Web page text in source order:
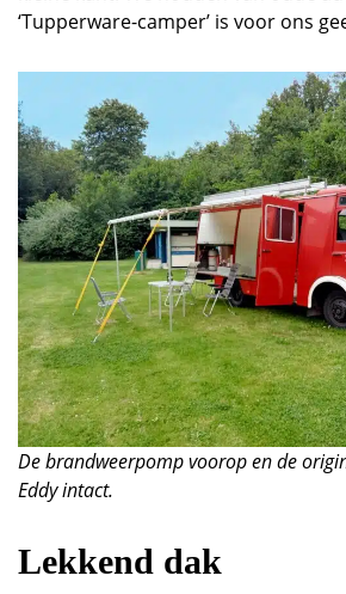
‘Tupperware-camper’ is voor ons
De brandweerpomp voorop en de
Eddy intact.
Lekkend dak